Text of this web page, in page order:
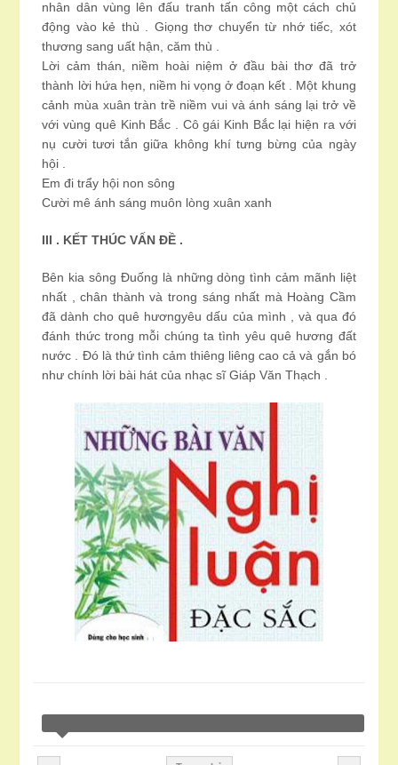
nhân dân vùng lên đấu tranh tấn công một cách chủ
động vào kẻ thù . Giọng thơ chuyển từ nhớ tiếc, xót
thương sang uất hận, căm thù .
Lời cảm thán, niềm hoài niệm ở đầu bài thơ đã trở
thành lời hứa hẹn, niềm hi vọng ở đoạn kết . Một khung
cảnh mùa xuân tràn trề niềm vui và ánh sáng lại trở về
với vùng quê Kinh Bắc . Cô gái Kinh Bắc lại hiện ra với
nụ cười tươi tắn giữa không khí tưng bừng của ngày
hội .
Em đi trẩy hội non sông
Cười mê ánh sáng muôn lòng xuân xanh
III . KẾT THÚC VẤN ĐỀ .
Bên kia sông Đuống là những dòng tình cảm mãnh liệt
nhất , chân thành và trong sáng nhất mà Hoàng Cầm
đã dành cho quê hươngyêu dấu của mình , và qua đó
đánh thức trong mỗi chúng ta tình yêu quê hương đất
nước . Đó là thứ tình cảm thiêng liêng cao cả và gắn bó
như chính lời bài hát của nhạc sĩ Giáp Văn Thạch .